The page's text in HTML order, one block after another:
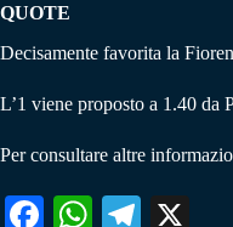
QUOTE
Decisamente favorita la
L’1 viene proposto a 1.40 da
Per consultare altre
Fa W
Te